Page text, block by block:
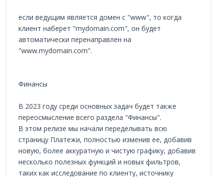
если ведущим является домен с "www", то когда
клиент наберет "mydomain.com", он будет
автоматически перенаправлен на
"www.mydomain.com".
Финансы
В 2023 году среди основных задач будет также
переосмысление всего раздела "Финансы".
В этом релизе мы начали переделывать всю
страницу Платежи, полностью изменив ее, добавив
новую, более аккуратную и чистую графику, добавив
несколько полезных функций и новых фильтров,
таких как исследование по клиенту, источнику